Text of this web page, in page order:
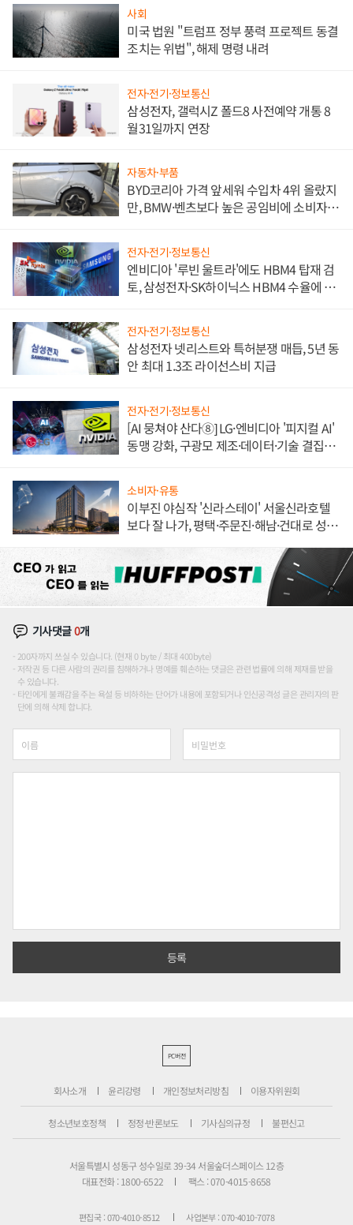
사회
미국 법원 "트럼프 정부 풍력 프로젝트 동결
조치는 위법", 해제 명령 내려
전자·전기·정보통신
삼성전자, 갤럭시Z 폴드8 사전예약 개통 8
월31일까지 연장
자동차·부품
BYD코리아 가격 앞세워 수입차 4위 올랐지
만, BMW·벤츠보다 높은 공임비에 소비자
전자·전기·정보통신
엔비디아 '루빈 울트라'에도 HBM4 탑재 검
토, 삼성전자·SK하이닉스 HBM4 수율에 주
전자·전기·정보통신
삼성전자 넷리스트와 특허분쟁 매듭, 5년 동
안 최대 1.3조 라이선스비 지급
전자·전기·정보통신
[AI 뭉쳐야 산다⑧] LG·엔비디아 '피지컬 AI'
동맹 강화, 구광모 제조·데이터·기술 결집
소비자·유통
이부진 야심작 '신라스테이' 서울신라호텔
보다 잘 나가, 평택·주문진·해남·건대로 성
기사댓글0개
200자까지 쓰실 수 있습니다. (현재 0 byte / 최대 400byte)
저작권 등 다른 사람의 권리를 침해하거나 명예를 훼손하는 댓글은 관련 법률에 의해 제재를 받을
수 있습니다.
타인에게 불쾌감을 주는 욕설 등 비하하는 단어가 내용에 포함되거나 인신공격성 글은 관리자의 판
단에 의해 삭제 합니다.
PC버전
회사소개 윤리강령 개인정보처리방침 이용자위원회
청소년보호정책 정정·반론보도 기사심의규정 불편신고
서울특별시 성동구 성수일로 39-34 서울숲더스페이스 12층
대표전화 : 1800-6522
팩스 : 070-4015-8658
편집국 : 070-4010-8512 사업본부 : 070-4010-7078